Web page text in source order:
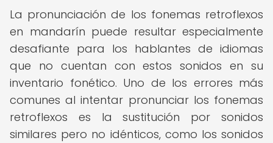
La pronunciación de los fonemas retroflexos
en mandarín puede resultar especialmente
desafiante para los hablantes de idiomas
que no cuentan con estos sonidos en su
inventario fonético. Uno de los errores más
comunes al intentar pronunciar los fonemas
retroflexos es la sustitución por sonidos
similares pero no idénticos, como los sonidos